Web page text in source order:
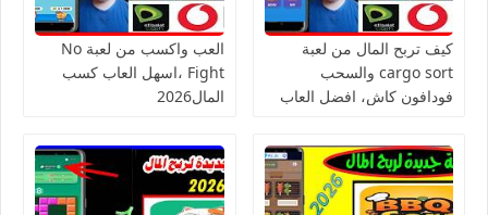
كيف تربح المال من لعبة
cargo sort والسحب
فودافون كاش، افضل العاب
العب واكسب من لعبة No
Fight ،اسهل العاب كسب
المال2026